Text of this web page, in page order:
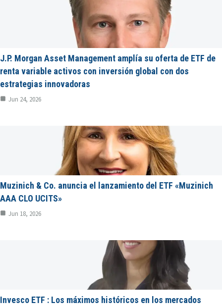
J.P. Morgan Asset Management amplía su oferta de ETF de
renta variable activos con inversión global con dos
estrategias innovadoras
Jun 24, 2026
Muzinich & Co. anuncia el lanzamiento del ETF «Muzinich
AAA CLO UCITS»
Jun 18, 2026
Invesco ETF : Los máximos históricos en los mercados